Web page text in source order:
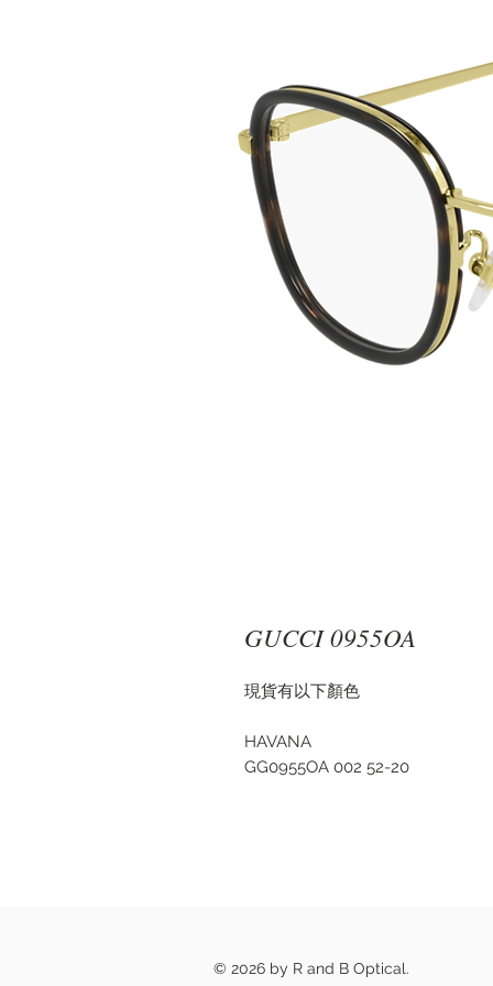
GUCCI 0955OA
現貨有以下顏色
HAVANA
GG0955OA 002 52-20
© 2026 by R and B Optical.